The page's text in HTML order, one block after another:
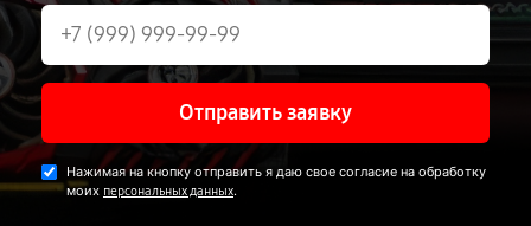
Отправить заявку
Нажимая на кнопку отправить я даю свое согласие на обработку
моих персональных данных.